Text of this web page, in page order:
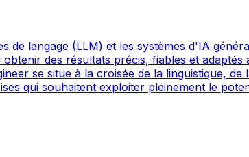
de langage (LLM) et les systèmes d'IA
des résultats précis, fiables et
se situe à la croisée de la linguistique,
qui souhaitent exploiter pleinement le